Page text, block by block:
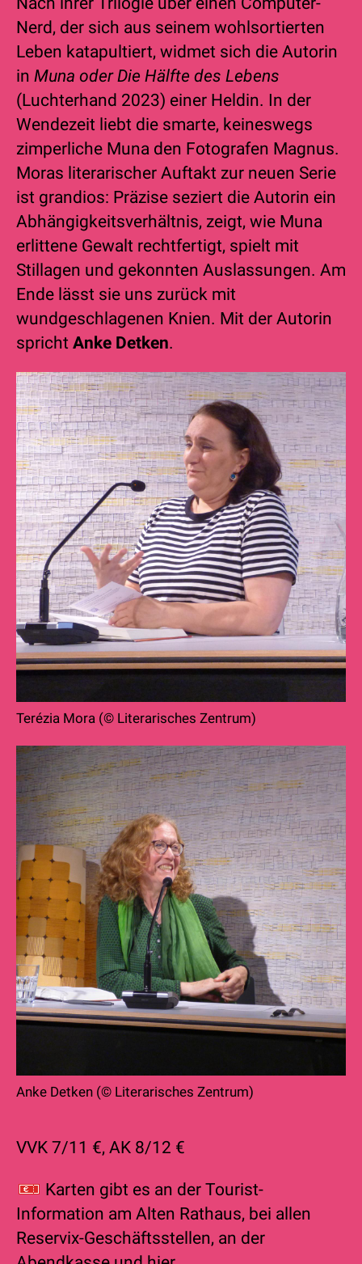
Nerd, der sich aus seinem wohlsortierten
Leben katapultiert, widmet sich die Autorin
in Muna oder Die Hälfte des Lebens
(Luchterhand 2023) einer Heldin. In der
Wendezeit liebt die smarte, keineswegs
zimperliche Muna den Fotografen Magnus.
Moras literarischer Auftakt zur neuen Serie
ist grandios: Präzise seziert die Autorin ein
Abhängigkeitsverhältnis, zeigt, wie Muna
erlittene Gewalt rechtfertigt, spielt mit
Stillagen und gekonnten Auslassungen. Am
Ende lässt sie uns zurück mit
wundgeschlagenen Knien. Mit der Autorin
spricht Anke Detken.
Terézia Mora (© Literarisches Zentrum)
Anke Detken (© Literarisches Zentrum)
VVK 7/11 €, AK 8/12 €
Karten gibt es an der Tourist-
Information am Alten Rathaus, bei allen
Reservix-Geschäftsstellen, an der